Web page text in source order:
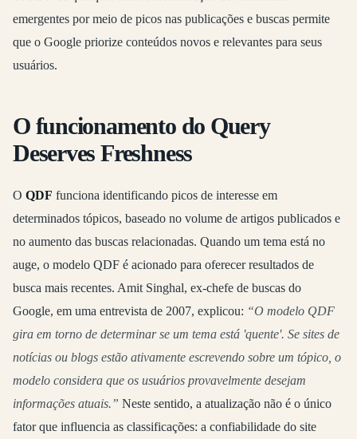
emergentes por meio de picos nas publicações e buscas permite
que o Google priorize conteúdos novos e relevantes para seus
usuários.
O funcionamento do Query
Deserves Freshness
O QDF funciona identificando picos de interesse em
determinados tópicos, baseado no volume de artigos publicados e
no aumento das buscas relacionadas. Quando um tema está no
auge, o modelo QDF é acionado para oferecer resultados de
busca mais recentes. Amit Singhal, ex-chefe de buscas do
Google, em uma entrevista de 2007, explicou: “O modelo QDF
gira em torno de determinar se um tema está 'quente'. Se sites de
notícias ou blogs estão ativamente escrevendo sobre um tópico, o
modelo considera que os usuários provavelmente desejam
informações atuais.” Neste sentido, a atualização não é o único
fator que influencia as classificações: a confiabilidade do site